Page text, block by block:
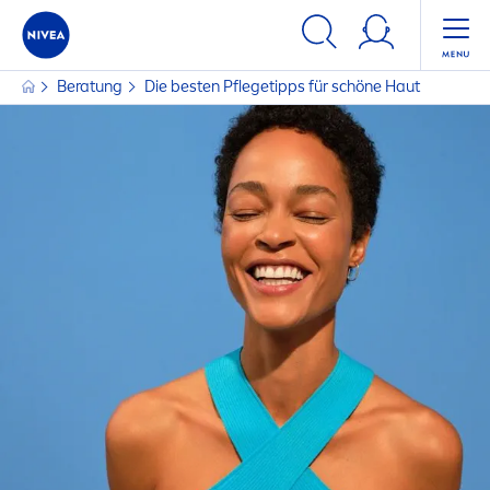
Beratung Die besten Pflegetipps für schöne Haut
FILTER
HAUPTKATEGORIE
Körper